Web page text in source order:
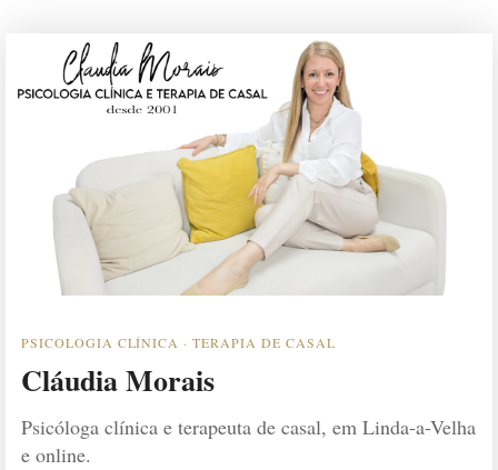
PSICOLOGIA CLÍNICA · TERAPIA DE CASAL
Cláudia Morais
Psicóloga clínica e terapeuta de casal, em Linda-a-Velha
e online.